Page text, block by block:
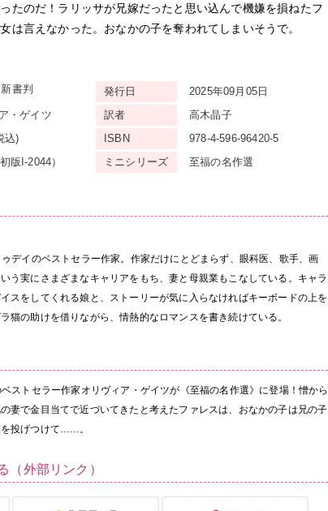
たのだ！ラリッサが兄嫁だったと思い込んで機嫌を損ねたフ
は言えなかった。おなかの子を奪われてしまいそうで。
書判 発行日
2025年09月05日
・ゲイツ 訳者
高木晶子
込) ISBN
978-4-596-96420-5
版I-2044） ミニシリーズ 至福の名作選
デイのベストセラー作家。作家だけにとどまらず、眼科医、歌手、画
う実にさまざまなキャリアをもち、妻と母親業もこなしている。キャラ
スをしてくれる娘と、ストーリーが気に入らなければキーボードの上を
猫の助けを借りながら、情熱的なロマンスを書き続けている。
ストセラー作家オリヴィア・ゲイツが《至福の名作選》に登場！憎から
妻で金目当てで近づいてきたと考えたファレスは、おなかの子は兄の子
投げつけて……。
（外部リンク）